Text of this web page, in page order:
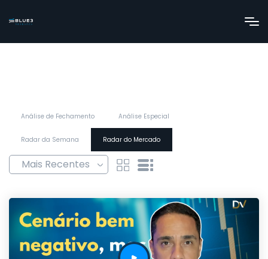
Análise de Fechamento Análise Especial
Radar da Semana Radar do Mercado